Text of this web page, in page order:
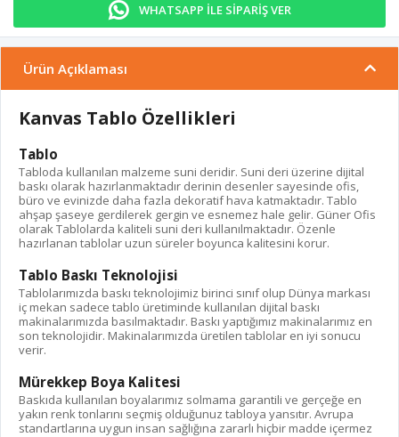
WHATSAPP İLE SİPARİŞ VER
Ürün Açıklaması
Kanvas Tablo Özellikleri
Tablo
Tabloda kullanılan malzeme suni deridir. Suni deri üzerine dijital
baskı olarak hazırlanmaktadır derinin desenler sayesinde ofis,
büro ve evinizde daha fazla dekoratif hava katmaktadır. Tablo
ahşap şaseye gerdilerek gergin ve esnemez hale gelir. Güner Ofis
olarak Tablolarda kaliteli suni deri kullanılmaktadır. Özenle
hazırlanan tablolar uzun süreler boyunca kalitesini korur.
Tablo Baskı Teknolojisi
Tablolarımızda baskı teknolojimiz birinci sınıf olup Dünya markası
iç mekan sadece tablo üretiminde kullanılan dijital baskı
makinalarımızda basılmaktadır. Baskı yaptığımız makinalarımız en
son teknolojidir. Makinalarımızda üretilen tablolar en iyi sonucu
verir.
Mürekkep Boya Kalitesi
Baskıda kullanılan boyalarımız solmama garantili ve gerçeğe en
yakın renk tonlarını seçmiş olduğunuz tabloya yansıtır. Avrupa
standartlarına uygun insan sağlığına zararlı hiçbir madde içermez